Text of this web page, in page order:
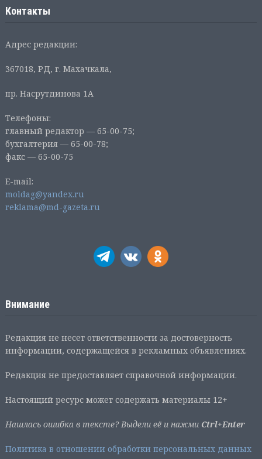
Контакты
Адрес редакции:
367018, РД, г. Махачкала,
пр. Насрутдинова 1А
Телефоны:
главный редактор — 65-00-75;
бухгалтерия — 65-00-78;
факс — 65-00-75
E-mail:
moldag@yandex.ru
reklama@md-gazeta.ru
Внимание
Редакция не несет ответственности за достоверность
информации, содержащейся в рекламных объявлениях.
Редакция не предоставляет справочной информации.
Настоящий ресурс может содержать материалы 12+
Нашлась ошибка в тексте? Выдели её и нажми Ctrl+Enter
Политика в отношении обработки персональных данных